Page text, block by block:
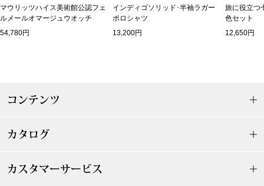
ン雑貨
スーツケース
マウリッツハイス美術館公認フェ
ルメールオマージュウオッチ
54,780円
インディゴソリッド･半袖ラガー
ポロシャツ
13,200円
旅に役立つ
色セット
12,650円
コンテンツ
カタログ
カスタマーサービス